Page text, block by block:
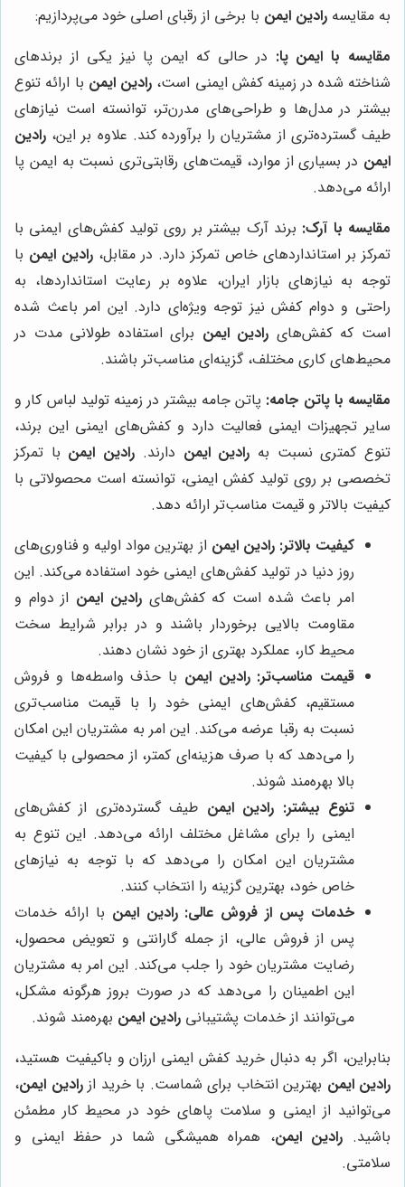
به مقایسه رادین ایمن با برخی از رقبای اصلی خود می‌پردازیم:
مقایسه با ایمن پا: در حالی که ایمن پا نیز یکی از برندهای
شناخته شده در زمینه کفش ایمنی است، رادین ایمن با ارائه تنوع
بیشتر در مدل‌ها و طراحی‌های مدرن‌تر، توانسته است نیازهای
طیف گسترده‌تری از مشتریان را برآورده کند. علاوه بر این، رادین
ایمن در بسیاری از موارد، قیمت‌های رقابتی‌تری نسبت به ایمن پا
ارائه می‌دهد.
مقایسه با آرک: برند آرک بیشتر بر روی تولید کفش‌های ایمنی با
تمرکز بر استانداردهای خاص تمرکز دارد. در مقابل، رادین ایمن با
توجه به نیازهای بازار ایران، علاوه بر رعایت استانداردها، به
راحتی و دوام کفش نیز توجه ویژه‌ای دارد. این امر باعث شده
است که کفش‌های رادین ایمن برای استفاده طولانی مدت در
محیط‌های کاری مختلف، گزینه‌ای مناسب‌تر باشند.
مقایسه با پاتن جامه: پاتن جامه بیشتر در زمینه تولید لباس کار و
سایر تجهیزات ایمنی فعالیت دارد و کفش‌های ایمنی این برند،
تنوع کمتری نسبت به رادین ایمن دارند. رادین ایمن با تمرکز
تخصصی بر روی تولید کفش ایمنی، توانسته است محصولاتی با
کیفیت بالاتر و قیمت مناسب‌تر ارائه دهد.
کیفیت بالاتر: رادین ایمن از بهترین مواد اولیه و فناوری‌های
روز دنیا در تولید کفش‌های ایمنی خود استفاده می‌کند. این
امر باعث شده است که کفش‌هایرادین ایمن از دوام و
مقاومت بالایی برخوردار باشند و در برابر شرایط سخت
محیط کار، عملکرد بهتری از خود نشان دهند.
قیمت مناسب‌تر: رادین ایمن با حذف واسطه‌ها و فروش
مستقیم، کفش‌های ایمنی خود را با قیمت مناسب‌تری
نسبت به رقبا عرضه می‌کند. این امر به مشتریان این امکان
را می‌دهد که با صرف هزینه‌ای کمتر، از محصولی با کیفیت
بالا بهره‌مند شوند.
تنوع بیشتر: رادین ایمن طیف گسترده‌تری از کفش‌های
ایمنی را برای مشاغل مختلف ارائه می‌دهد. این تنوع به
مشتریان این امکان را می‌دهد که با توجه به نیازهای
خاص خود، بهترین گزینه را انتخاب کنند.
خدمات پس از فروش عالی: رادین ایمن با ارائه خدمات
پس از فروش عالی، از جمله گارانتی و تعویض محصول،
رضایت مشتریان خود را جلب می‌کند. این امر به مشتریان
این اطمینان را می‌دهد که در صورت بروز هرگونه مشکل،
می‌توانند از خدمات پشتیبانی رادین ایمن بهره‌مند شوند.
بنابراین، اگر به دنبال خرید کفش ایمنی ارزان و باکیفیت هستید،
رادین ایمن بهترین انتخاب برای شماست. با خرید ازرادین ایمن،
می‌توانید از ایمنی و سلامت پاهای خود در محیط کار مطمئن
باشید. رادین ایمن، همراه همیشگی شما در حفظ ایمنی و
سلامتی.